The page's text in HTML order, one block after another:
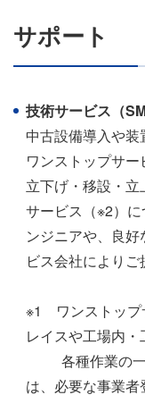
サポート
技術サービス（
中古設備導入や装
ワンストップサー
立下げ・移設・
サービス（※2）
ンジニアや、良
ビス会社によりご
※1 ワンストップ
レイスや工場内
各種作業の一
は、必要な事業